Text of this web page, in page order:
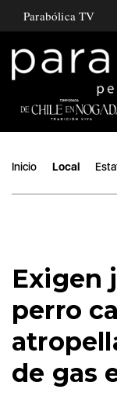
Parabólica TV
Inicio Local
Exigen
perro
de gas